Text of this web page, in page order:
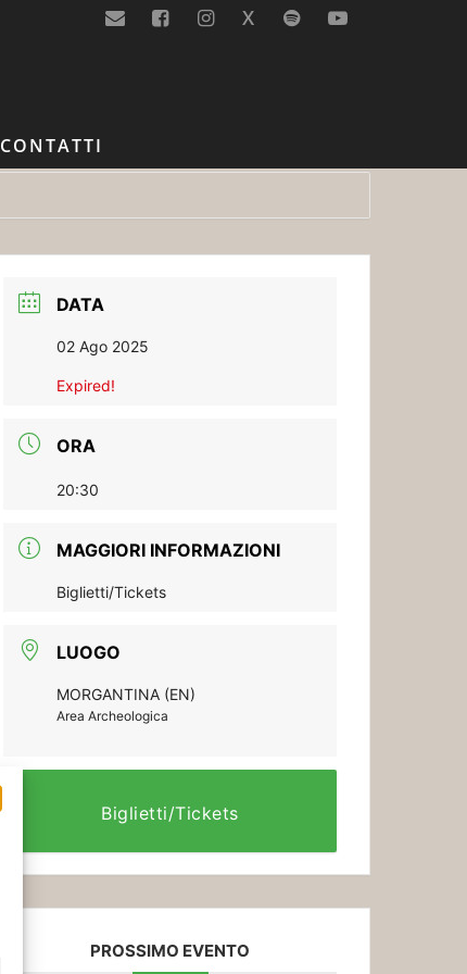
X
CONTATTI
DATA
02 Ago 2025
Expired!
ORA
20:30
MAGGIORI INFORMAZIONI
Biglietti/Tickets
LUOGO
MORGANTINA (EN)
Area Archeologica
Biglietti/Tickets
PROSSIMO EVENTO